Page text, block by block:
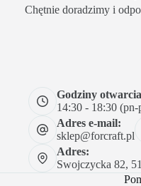
Chętnie doradzimy i
Godziny otwarcia
14:30 - 18:30
Adres e-mail:
sklep@forcraft.pl
Adres:
Swojczycka 82,